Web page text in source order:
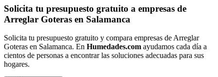
Solicita tu presupuesto gratuito a empresas de
Arreglar Goteras en Salamanca
Solicita tu presupuesto gratuito y compara empresas de Arreglar
Goteras en Salamanca. En Humedades.com ayudamos cada día a
cientos de personas a encontrar las soluciones adecuadas para sus
hogares.